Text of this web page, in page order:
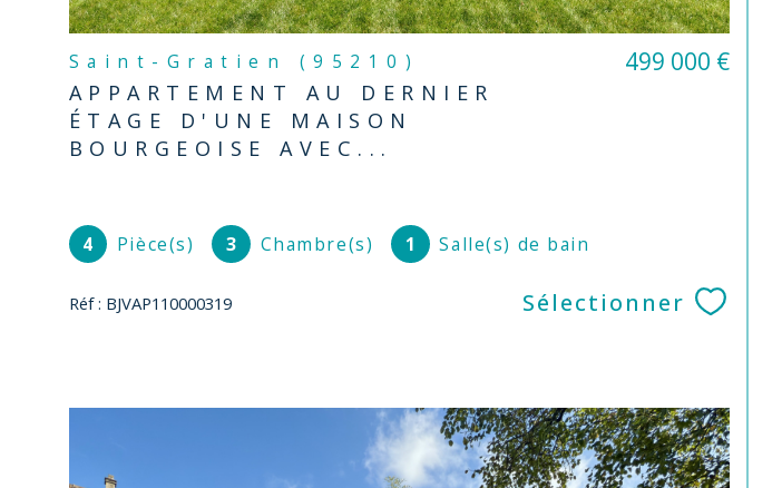
Saint-Gratien (95210)
APPARTEMENT AU DERNIER
ÉTAGE D'UNE MAISON
BOURGEOISE AVEC...
499 000 €
4 Pièce(s) 3 Chambre(s) 1 Salle(s) de bain
Réf : BJVAP110000319 Sélectionner